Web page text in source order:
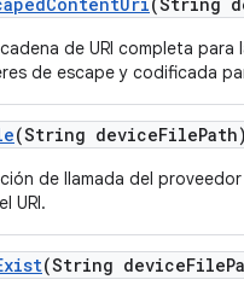
de URI completa
de escape y codificada
(String deviceFilePath)
de llamada del
URI.
(String deviceFile